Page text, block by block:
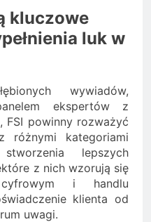
kluczowe
luk w
wywiadów,
ekspertów z
FSI powinny rozważyć
różnymi kategoriami
lepszych
z nich wzorują się
i handlu
klienta od
uwagi.